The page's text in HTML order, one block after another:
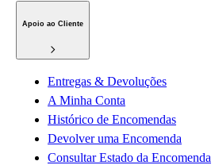
Apoio ao Cliente
Entregas & Devoluções
A Minha Conta
Histórico de Encomendas
Devolver uma Encomenda
Consultar Estado da Encomenda